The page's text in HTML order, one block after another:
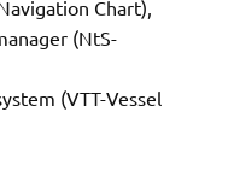
Chart),
(NtS-
(VTT-Vessel